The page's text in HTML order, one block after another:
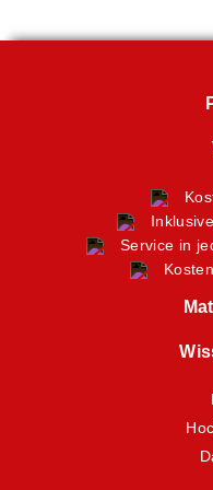
Service in